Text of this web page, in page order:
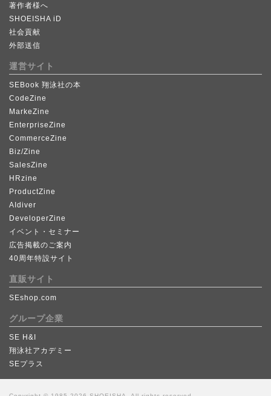
著作者様へ
SHOEISHA iD
社会貢献
外部送信
運営サイト
SEBook 翔泳社の本
CodeZine
MarkeZine
EnterpriseZine
CommerceZine
Biz/Zine
SalesZine
HRzine
ProductZine
AIdiver
DeveloperZine
イベント・セミナー
広告掲載のご案内
40周年特設サイト
直販サイト
SEshop.com
グループ企業
SE H&I
翔泳社アカデミー
SEプラス